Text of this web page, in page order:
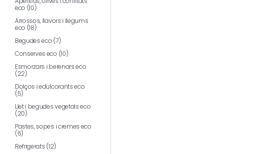
eco (10)
Arrossos, llavors i llegums
eco (18)
Begudes eco (7)
Conserves eco (10)
Esmorzars i berenars eco
(22)
Dolços i edulcorants eco
(5)
Llet i begudes vegetals eco
(20)
Pastes, sopes i cremes eco
(6)
Refrigerats (12)